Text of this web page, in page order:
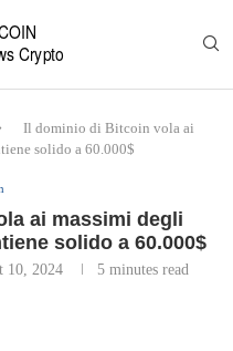
Il dominio di Bitcoin vola ai
solido a 60.000$
ai massimi degli
solido a 60.000$
10, 2024 5 minutes read